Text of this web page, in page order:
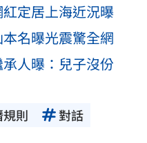
定居上海近況曝
名曝光震驚全網
人曝：兒子沒份
規則
對話